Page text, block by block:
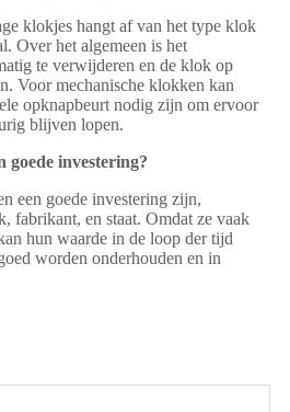
klokjes hangt af van het type klok
Over het algemeen is het
te verwijderen en de klok op
Voor mechanische klokken kan
opknapbeurt nodig zijn om ervoor
blijven lopen.
goede investering?
een goede investering zijn,
fabrikant, en staat. Omdat ze vaak
hun waarde in de loop der tijd
worden onderhouden en in